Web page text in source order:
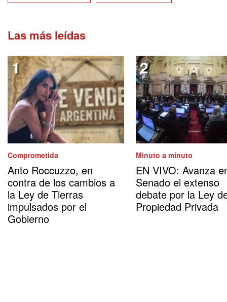
Las más leídas
Comprometida
Anto Roccuzzo, en
contra de los cambios a
la Ley de Tierras
impulsados por el
Gobierno
Minuto a minuto
EN VIVO: Avanza
Senado el extenso
debate por la Ley
Propiedad Privada